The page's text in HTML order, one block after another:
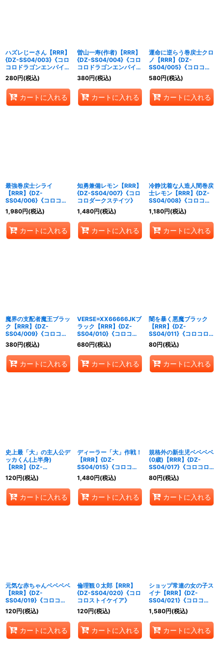
ハズレじーさん【RRR】
{DZ-SS04/003}《コロ
コロドラゴンエンパイ
ア》
280円(税込)
カートに入れる
曽山一寿(作者)【RRR】
{DZ-SS04/004}《コロ
コロドラゴンエンパイ
ア》
380円(税込)
カートに入れる
運命に逆らう巻戻士クロ
ノ【RRR】{DZ-
SS04/005}《コロコロ
ダークステイツ》
580円(税込)
カートに入れる
最強巻戻士シライ
【RRR】{DZ-
SS04/006}《コロコロ
ダークステイツ》
1,980円(税込)
カートに入れる
知勇兼備レモン【RRR】
{DZ-SS04/007}《コロ
コロダークステイツ》
1,480円(税込)
カートに入れる
冷静沈着な人造人間巻戻
士レモン【RRR】{DZ-
SS04/008}《コロコロ
ダークステイツ》
1,180円(税込)
カートに入れる
魔界の支配者魔王ブラッ
ク【RRR】{DZ-
SS04/009}《コロコロ
ブラントゲート》
380円(税込)
カートに入れる
VERSE=XX66666JKブ
ラック【RRR】{DZ-
SS04/010}《コロコロ
ブラントゲート》
680円(税込)
カートに入れる
闇を暴く悪魔ブラック
【RRR】{DZ-
SS04/011}《コロコロブ
ラントゲート》
80円(税込)
カートに入れる
史上最「大」の主人公デ
ッカくん(上半身)
【RRR】{DZ-
SS04/013}《コロコロ
ケテルサンクチュアリ》
120円(税込)
カートに入れる
ディーラー「大」作戦！
【RRR】{DZ-
SS04/015}《コロコロ
ケテルサンクチュアリ》
1,480円(税込)
カートに入れる
規格外の新生児ベベベベ
(0歳)【RRR】{DZ-
SS04/017}《コロコロ
ストイケイア》
80円(税込)
カートに入れる
元気な赤ちゃんベベベベ
【RRR】{DZ-
SS04/019}《コロコロ
ストイケイア》
120円(税込)
カートに入れる
倫理観０太郎【RRR】
{DZ-SS04/020}《コロ
コロストイケイア》
120円(税込)
カートに入れる
ショップ常連の女の子ス
イナ【RRR】{DZ-
SS04/021}《コロコロ
リリカルモナステリオ》
1,580円(税込)
カートに入れる